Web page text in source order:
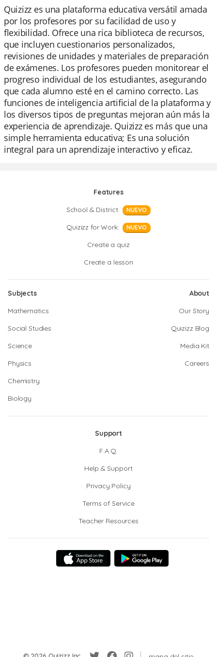
Quizizz es una plataforma educativa versátil amada
por los profesores por su facilidad de uso y
flexibilidad. Ofrece una rica biblioteca de recursos,
que incluyen cuestionarios personalizados,
revisiones de unidades y materiales de preparación
de exámenes. Los profesores pueden monitorear el
progreso individual de los estudiantes, asegurando
que cada alumno esté en el camino correcto. Las
funciones de inteligencia artificial de la plataforma y
los diversos tipos de preguntas mejoran aún más la
experiencia de aprendizaje. Quizizz es más que una
simple herramienta educativa; Es una solución
integral para un aprendizaje interactivo y eficaz.
Features
School & District
NUEVO
Quizizz for Work NUEVO
Create a quiz
Create a lesson
Subjects
Mathematics
Social Studies
Science
Physics
Chemistry
Biology
About
Our Story
Quizizz Blog
Media Kit
Careers
Support
F.A.Q.
Help & Support
Privacy Policy
Terms of Service
Teacher Resources